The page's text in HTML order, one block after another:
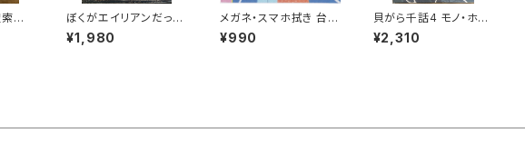
隊v
ぼくがエイリアンだった
ころ（Un Amore del
l'artro Mondo)
¥1,980
メガネ・スマホ拭き 台湾
の風景（ナイトマーケッ
ト）
¥990
貝がら千話4 モノ・ホー
ミー
¥2,310